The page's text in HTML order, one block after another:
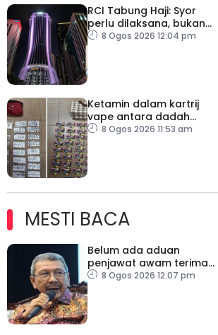
RCI Tabung Haji: Syor
perlu dilaksana, bukan
sekadar laporan – Pakar
8 Ogos 2026 12:04 pm
Ketamin dalam kartrij
vape antara dadah
dirampas, seorang lelaki
8 Ogos 2026 11:53 am
MESTI BACA
Belum ada aduan
penjawat awam terima
tekanan daripada ahli
8 Ogos 2026 12:07 pm